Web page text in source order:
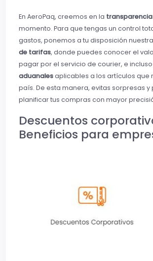
En AeroPaq, creemos en la transparencia
momento. Para que tengas un control
gastos, ponemos a tu disposición nuestra
de tarifas, donde puedes conocer el
pagar por el servicio de courier, e
aduanalesaplicables a los artículos que
país. De esta manera, evitas sorpresas y
planificar tus compras con mayor
Descuentos
Beneficios para